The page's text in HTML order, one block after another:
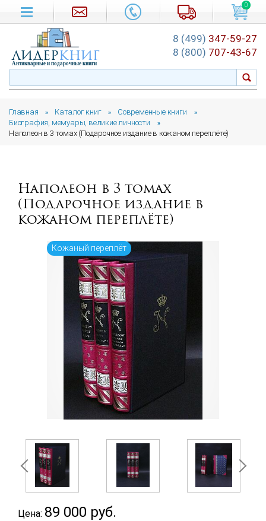
Главная » Каталог книг » Современные книги »
Биография, мемуары, великие личности »
Наполеон в 3 томах (Подарочное издание в кожаном переплёте)
Наполеон в 3 томах
(Подарочное издание в
кожаном переплёте)
Кожаный переплёт
Цена: 89 000 руб.
0
лидеркниг
Антикварные и подарочные книги
8 (499) 347-59-27
8 (800) 707-43-67